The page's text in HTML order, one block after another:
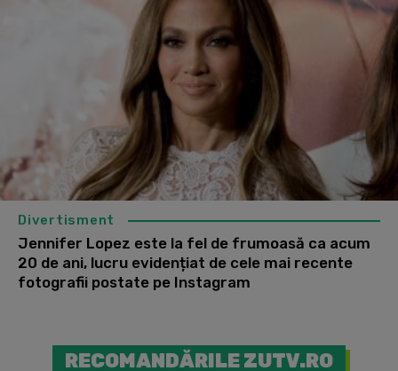
Divertisment
Jennifer Lopez este la fel de frumoasă ca acum
20 de ani, lucru evidențiat de cele mai recente
fotografii postate pe Instagram
RECOMANDĂRILE ZUTV.RO